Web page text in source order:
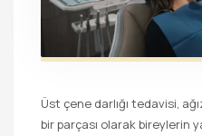
Üst çene darlığı tedavisi,
bir parçası olarak bireylerin